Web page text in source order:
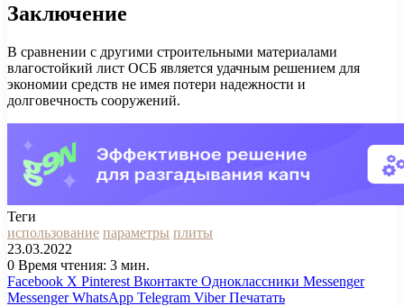
Заключение
В сравнении с другими строительными материалами
влагостойкий лист ОСБ является удачным решением для
экономии средств не имея потери надежности и
долговечность сооружений.
Теги
использование параметры плиты
23.03.2022
0 Время чтения: 3 мин.
Facebook X Pinterest Вконтакте Одноклассники Messenger
Messenger WhatsApp Telegram Viber Печатать